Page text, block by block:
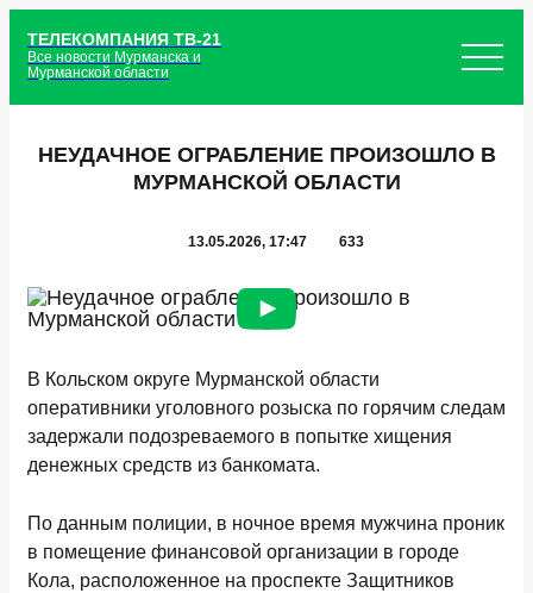
ТЕЛЕКОМПАНИЯ ТВ-21
Все новости Мурманска и
Мурманской области
НЕУДАЧНОЕ ОГРАБЛЕНИЕ ПРОИЗОШЛО В
МУРМАНСКОЙ ОБЛАСТИ
13.05.2026, 17:47 633
В Кольском округе Мурманской области
оперативники уголовного розыска по горячим следам
задержали подозреваемого в попытке хищения
денежных средств из банкомата.
По данным полиции, в ночное время мужчина проник
в помещение финансовой организации в городе
Кола, расположенное на проспекте Защитников